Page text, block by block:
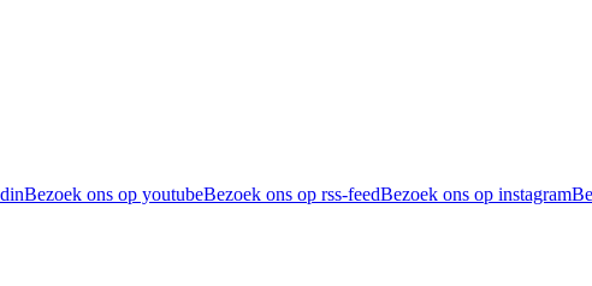
Bezoek ons op youtubeBezoek ons op rss-feedBezoek ons op instagram